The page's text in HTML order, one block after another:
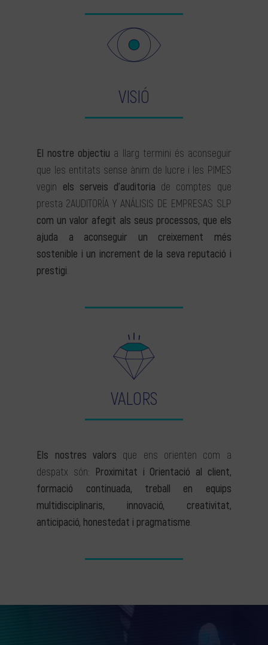
VISIÓ
El nostre objectiu a llarg termini és aconseguir
que les entitats sense ànim de lucre i les PIMES
vegin els serveis d’auditoria de comptes que
presta 2AUDITORÍA Y ANÁLISIS DE EMPRESAS SLP
com un valor afegit als seus processos, que els
ajuda a aconseguir un creixement més
sostenible i un increment de la seva reputació i
prestigi.
VALORS
Els nostres valors que ens orienten com a
despatx són: Proximitat i Orientació al client,
formació continuada, treball en equips
multidisciplinaris, innovació, creativitat,
anticipació, honestedat i pragmatisme.